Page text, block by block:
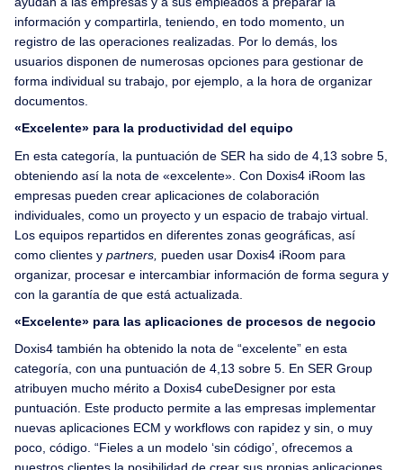
información y compartirla, teniendo, en todo momento, un
registro de las operaciones realizadas. Por lo demás, los
usuarios disponen de numerosas opciones para gestionar de
forma individual su trabajo, por ejemplo, a la hora de organizar
documentos.
«Excelente» para la productividad del equipo
En esta categoría, la puntuación de SER ha sido de 4,13 sobre 5,
obteniendo así la nota de «excelente». Con Doxis4 iRoom las
empresas pueden crear aplicaciones de colaboración
individuales, como un proyecto y un espacio de trabajo virtual.
Los equipos repartidos en diferentes zonas geográficas, así
como clientes y partners, pueden usar Doxis4 iRoom para
organizar, procesar e intercambiar información de forma segura y
con la garantía de que está actualizada.
«Excelente» para las aplicaciones de procesos de negocio
Doxis4 también ha obtenido la nota de “excelente” en esta
categoría, con una puntuación de 4,13 sobre 5. En SER Group
atribuyen mucho mérito a Doxis4 cubeDesigner por esta
puntuación. Este producto permite a las empresas implementar
nuevas aplicaciones ECM y workflows con rapidez y sin, o muy
poco, código. “Fieles a un modelo ‘sin código’, ofrecemos a